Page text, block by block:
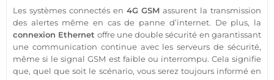
Les systèmes connectés en 4G GSM assurent la transmission
des alertes même en cas de panne d’internet. De plus, la
connexion Ethernet offre une doublesécurité en garantissant
une communication continue avec les serveurs de sécurité,
même si le signalGSM est faible ou interrompu. Cela signifie
que, quel que soit le scénario, vous serez toujours informé en